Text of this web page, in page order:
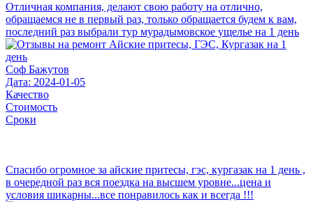
Отличная компания, делают свою работу на отлично,
обращаемся не в первый раз, только обращается будем к вам,
последний раз выбрали тур мурадымовское ущелье на 1 день
Соф Бажутов
Дата: 2024-01-05
Качество
Стоимость
Сроки
Спасибо огромное за айские притесы, гэс, кургазак на 1 день ,
в очередной раз вся поездка на высшем уровне...цена и
условия шикарны...все понравилось как и всегда !!!